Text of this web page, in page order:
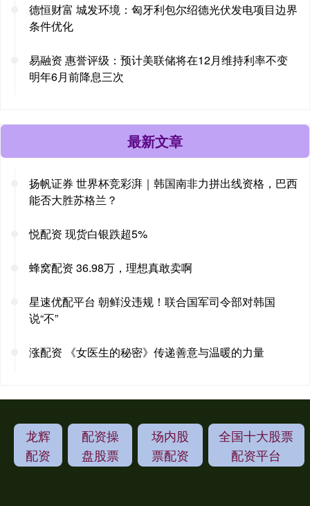
德恒财富 城发环境：匈牙利包尔绍德光伏发电项目边界
条件优化
易融资 惠誉评级：预计美联储将在12月维持利率不变
明年6月前降息三次
最新文章
扬帆证券 世界杯竞彩湃｜韩国南非力拼出线资格，巴西
能否大胜苏格兰？
悦配资 现货白银跌超5%
蜂窝配资 36.98万，理想真敢卖啊
星速优配平台 朝鲜没违规！联合国军司令部对韩国
说“不”
涨配资 《女医生的秘密》传递善意与温暖的力量
龙辉
配资
配资操
盘股票
场内股
票配资
全国十大股票
配资平台